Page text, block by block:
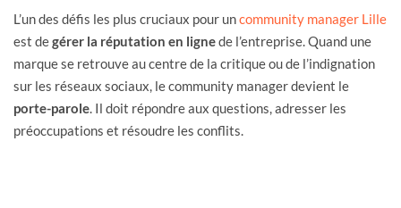
L’un des défis les plus cruciaux pour uncommunity manager Lille
est degérer la réputation en lignede l’entreprise. Quand une
marque se retrouve au centre de la critique ou de l’indignation
sur les réseaux sociaux, le community manager devient le
porte-parole. Il doit répondre aux questions, adresser les
préoccupations et résoudre les conflits.